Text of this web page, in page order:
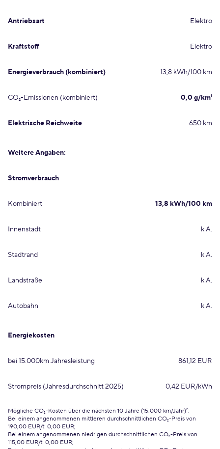
Antriebsart Elektro
Kraftstoff Elektro
Energieverbrauch (kombiniert) 13,8 kWh/100 km
CO₂-Emissionen (kombiniert) 0,0 g/km¹
Elektrische Reichweite 650 km
Weitere Angaben:
Stromverbrauch
Kombiniert 13,8 kWh/100 km
Innenstadt k.A.
Stadtrand k.A.
Landstraße k.A.
Autobahn k.A.
Energiekosten
bei 15.000km Jahresleistung 861,12 EUR
Strompreis (Jahresdurchschnitt 2025) 0,42 EUR/kWh
Mögliche CO₂-Kosten über die nächsten 10 Jahre (15.000 km/Jahr)²:
Bei einem angenommenen mittleren durchschnittlichen CO₂-Preis von
190,00 EUR/t: 0,00 EUR;
Bei einem angenommenen niedrigen durchschnittlichen CO₂-Preis von
115,00 EUR/t: 0,00 EUR;